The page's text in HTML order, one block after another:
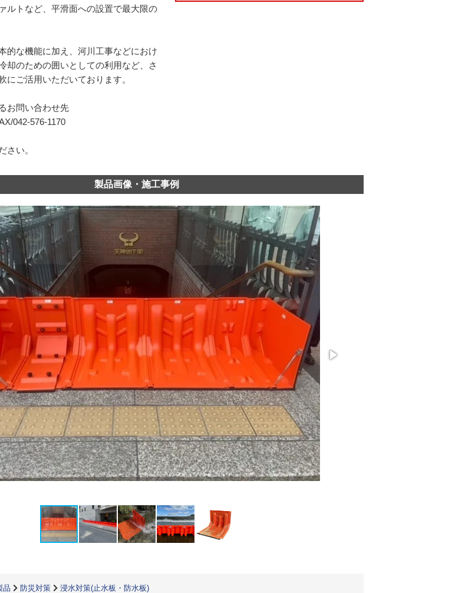
ルトなど、平滑面への設置で最大限の
的な機能に加え、河川工事などにおけ
却のための囲いとしての利用など、さ
にご活用いただいております。
お問い合わせ先
042-576-1170
さい。
製品画像・施工事例
品 防災対策 浸水対策(止水板・防水板)